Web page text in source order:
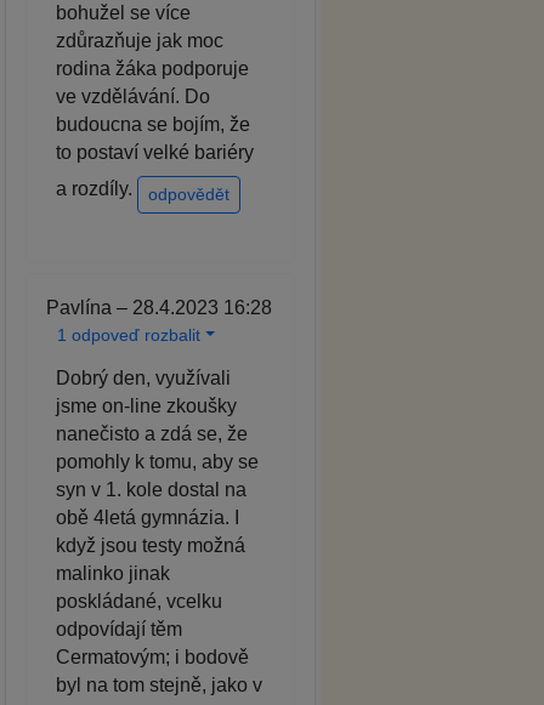
bohužel se více
zdůrazňuje jak moc
rodina žáka podporuje
ve vzdělávání. Do
budoucna se bojím, že
to postaví velké bariéry
a rozdíly.
odpovědět
Pavlína – 28.4.2023 16:28
1 odpoveď rozbalit
Dobrý den, využívali
jsme on-line zkoušky
nanečisto a zdá se, že
pomohly k tomu, aby se
syn v 1. kole dostal na
obě 4letá gymnázia. I
když jsou testy možná
malinko jinak
poskládané, vcelku
odpovídají těm
Cermatovým; i bodově
byl na tom stejně, jako v